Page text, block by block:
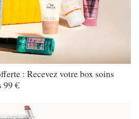
: Recevez votre box soins
99 €